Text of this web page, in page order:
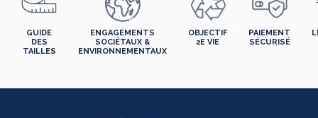
GUIDE
DES
TAILLES
ENGAGEMENTS
SOCIÉTAUX &
ENVIRONNEMENTAUX
OBJECTIF
2E VIE
PAIEMENT
SÉCURISÉ